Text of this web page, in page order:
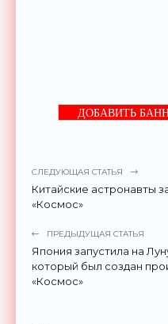
ДОБАВИТЬ
СЛЕДУЮЩАЯ СТАТЬЯ
Китайские астронавты
«Космос»
ПРЕДЫДУЩАЯ СТАТЬЯ
Япония запустила на
который был создан
«Космос»